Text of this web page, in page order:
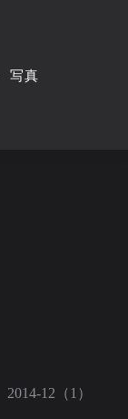
写真
2014-12（1）